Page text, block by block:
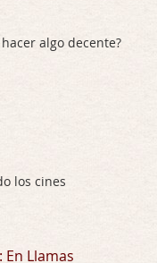
Buenas tardes, Hay muchas y algunas muy …
algo decente?
los cines
Llamas